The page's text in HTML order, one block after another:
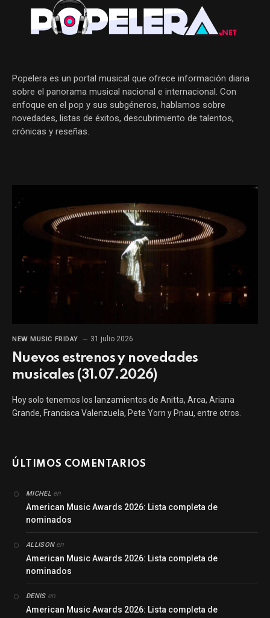
Popelera es un portal musical que ofrece información diaria
sobre el panorama musical nacional e internacional. Con
enfoque en el pop y sus subgéneros, hablamos sobre
novedades, listas de éxitos, descubrimiento de talentos,
crónicas y reseñas.
NEW MUSIC FRIDAY 31 julio 2026
Nuevos estrenos y novedades
musicales (31.07.2026)
Hoy solo tenemos los lanzamientos de Anitta, Arca, Ariana
Grande, Francisca Valenzuela, Pete Yorn y Pnau, entre otros.
ÚLTIMOS COMENTARIOS
MICHELen
American Music Awards 2026: Lista completa de
nominados
ALLISONen
American Music Awards 2026: Lista completa de
nominados
DENISen
American Music Awards 2026: Lista completa de